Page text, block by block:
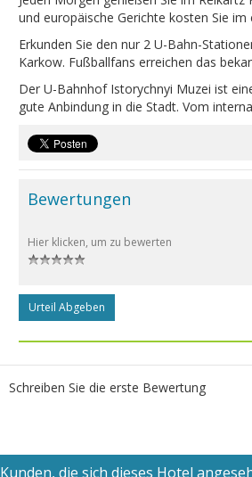
und europäische Gerichte kosten Sie im
Erkunden Sie den nur 2 U-Bahn-
Karkow. Fußballfans erreichen das
Der U-Bahnhof Istorychnyi Muzei ist
gute Anbindung in die Stadt. Vom
Bewertungen
Hier klicken, um zu bewerten
Urteil Abgeben
Schreiben Sie die erste Bewertung
Kunden, die sich dieses Hotel